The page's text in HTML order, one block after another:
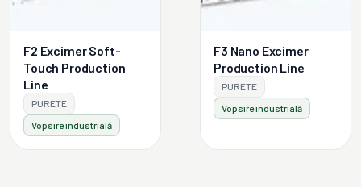
F2 Excimer Soft-
Touch Production
Line
PURETE
Vopsire industrială
F3 Nano Excimer
Production Line
PURETE
Vopsire industrială